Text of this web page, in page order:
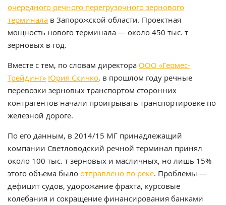
очередного речного перегрузочного зернового
терминала в Запорожской области. Проектная
мощность нового терминала — около 450 тыс. т
зерновых в год.
Вместе с тем, по словам директора ООО «Гермес-
Трейдинг» Юрия Скичко, в прошлом году речные
перевозки зерновых транспортом сторонних
контрагентов начали проигрывать транспортировке по
железной дороге.
По его данным, в 2014/15 МГ принадлежащий
компании Светловодский речной терминал принял
около 100 тыс. т зерновых и масличных, но лишь 15%
этого объема было отправлено по реке. Проблемы —
дефицит судов, удорожание фрахта, курсовые
колебания и сокращение финансирования банками